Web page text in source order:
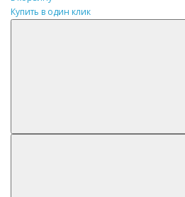
Купить в один клик